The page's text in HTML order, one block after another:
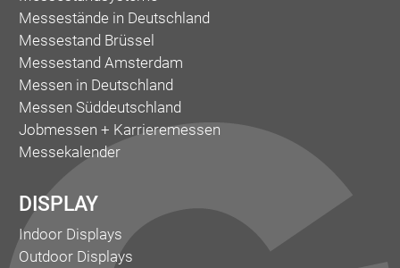
Messestände in Deutschland
Messestand Brüssel
Messestand Amsterdam
Messen in Deutschland
Messen Süddeutschland
Jobmessen + Karrieremessen
Messekalender
DISPLAY
Indoor Displays
Outdoor Displays